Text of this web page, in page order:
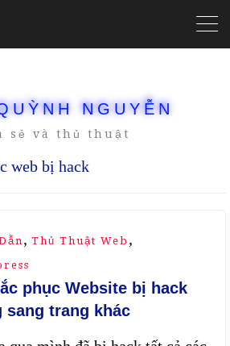
NGUYỄN
sẻ và thủ thuật
web bị hack
, Thủ Thuật Web ,
phục Website bị hack
trang khác